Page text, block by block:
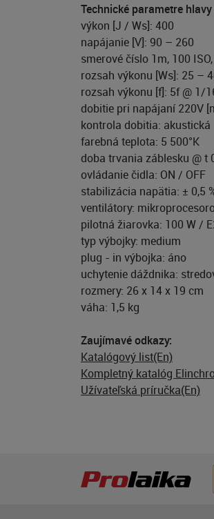
Technické parametre
výkon [J / Ws]: 400
napájanie [V]: 90 – 260
smerové číslo 1m, 100
rozsah výkonu [Ws]: 25 –
rozsah výkonu [f]: 5f @
dobitie pri napájaní 220V
kontrola dobitia: akustická
farebná teplota: 5 500°K
doba trvania záblesku @ t
ovládanie čidla: ON / OFF
stabilizácia napätia: ± 0,5
ventilátory:
pilotná žiarovka: 100 W /
typ výbojky: medium
plug - in výbojka: áno
uchytenie dáždnika:
rozmery: 26 x 14 x 19 cm
váha: 1,5 kg
Zaujímavé odkazy:
Katalógový list(En)
Kompletný katalóg
Užívateľská príručka(En)